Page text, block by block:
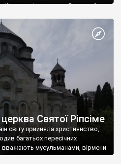
імператору Василю ІІ, та
став Василем-християнином.
На честь Херсонесу Таврійського
Святої Ріпсіме
світу прийняла християнство,
багатьох пересічних
вважають мусульманами, вірмени